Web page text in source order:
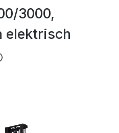
3000,
elektrisch